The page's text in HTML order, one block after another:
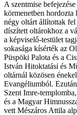
A szentmise
körmenetben hordozta
négy oltárt állítottak
díszített oltárokhoz a
a képviselő-testület
sokasága kísérték az
Püspöki Palota és a
István Hitoktatási és
oltárnál közösen
Evangéliumból.
Szent Imre-
és a Magyar
vett Mészáros Attila